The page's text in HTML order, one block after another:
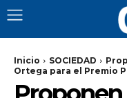
Inicio SOCIEDAD
Ortega para el Premio